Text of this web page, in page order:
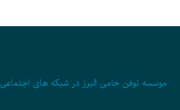
موسسه نوفن حامی البرز در شبکه های اجتماعی